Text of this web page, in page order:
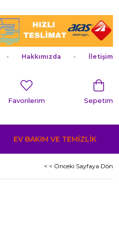
Hakkımızda İletişim
Sepetim
Favorilerim
EV BAKIM VE TEMİZLİK
< < Önceki Sayfaya Dön